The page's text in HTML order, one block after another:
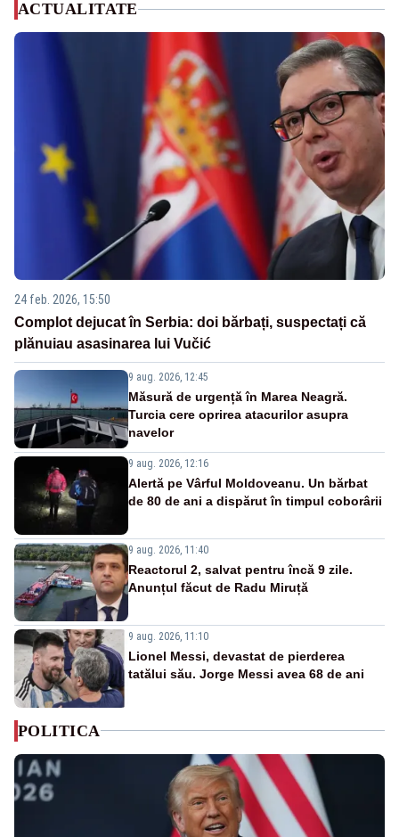
ACTUALITATE
24 feb. 2026, 15:50
Complot dejucat în Serbia: doi bărbați, suspectați că
plănuiau asasinarea lui Vučić
9 aug. 2026, 12:45
Măsură de urgență în Marea Neagră.
Turcia cere oprirea atacurilor asupra
navelor
9 aug. 2026, 12:16
Alertă pe Vârful Moldoveanu. Un bărbat
de 80 de ani a dispărut în timpul coborârii
9 aug. 2026, 11:40
Reactorul 2, salvat pentru încă 9 zile.
Anunțul făcut de Radu Miruță
9 aug. 2026, 11:10
Lionel Messi, devastat de pierderea
tatălui său. Jorge Messi avea 68 de ani
POLITICA